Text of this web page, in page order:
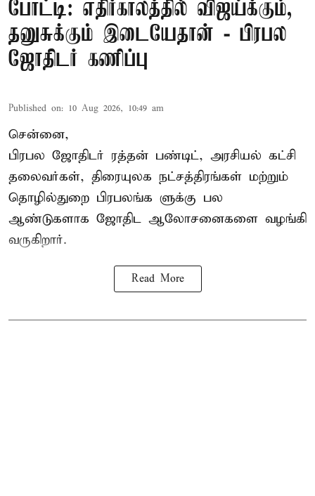
போட்டி: எதிர்காலத்தில் விஜய்க்கும்,
தனுசுக்கும் இடையேதான் - பிரபல
ஜோதிடர் கணிப்பு
Published on: 10 Aug 2026, 10:49 am
சென்னை,
பிரபல ஜோதிடர் ரத்தன் பண்டிட், அரசியல் கட்சி
தலைவர்கள், திரையுலக நட்சத்திரங்கள் மற்றும்
தொழில்துறை பிரபலங்க ளுக்கு பல
ஆண்டுகளாக ஜோதிட ஆலோசனைகளை வழங்கி
வருகிறார்.
Read More